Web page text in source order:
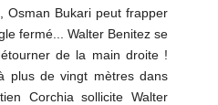
Osman Bukari peut frapper
fermé... Walter Benitez se
de la main droite !
plus de vingt mètres dans
Corchia sollicite Walter